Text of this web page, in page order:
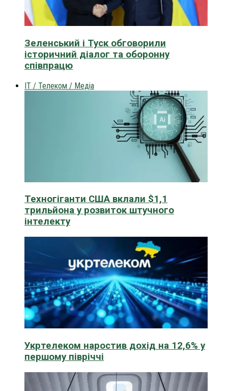
Зеленський і Туск обговорили
історичний діалог та оборонну
співпрацю
IT / Телеком / Медіа
Техногіганти США вклали $1,1
трильйона у розвиток штучного
інтелекту
Укртелеком наростив дохід на 12,6% у
першому півріччі